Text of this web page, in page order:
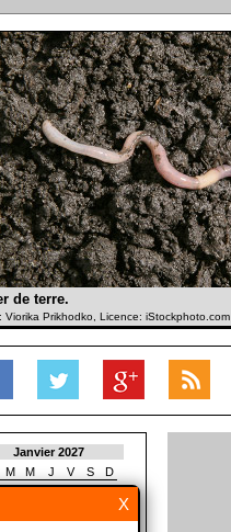
de terre.
Viorika Prikhodko, Licence: iStockphoto.com
Janvier 2027
M M J V S
D
1
2
3
12 13 14 15 16 17
X